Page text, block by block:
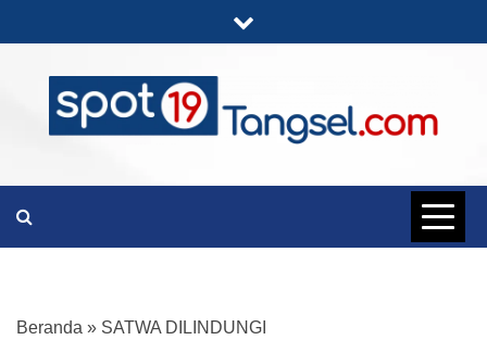
to
content
SPOT19
Beranda » SATWA DILINDUNGI